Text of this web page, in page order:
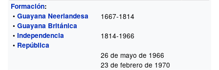
Formación:
•Guayana Neerlandesa
•Guayana Británica
•Independencia
• República
1667-1814
1814-1966
26 de mayo de 1966
23 de febrero de 1970